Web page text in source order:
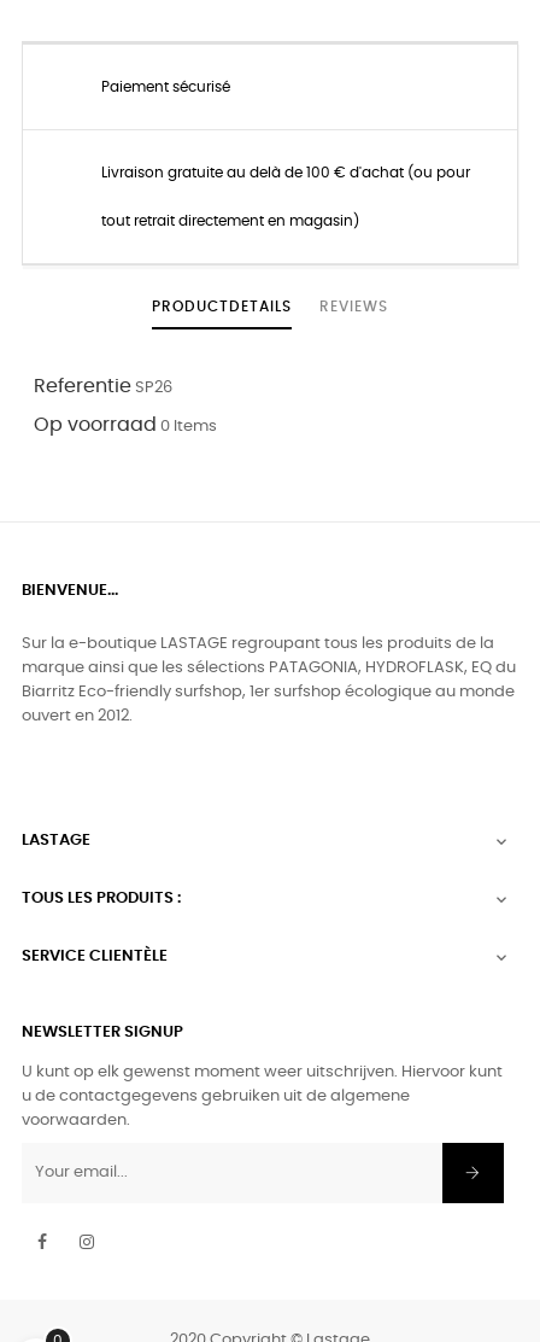
Paiement sécurisé
Livraison gratuite au delà de 100 € d'achat (ou pour
tout retrait directement en magasin)
PRODUCTDETAILS REVIEWS
Referentie SP26
Op voorraad 0 Items
BIENVENUE...
Sur la e-boutique LASTAGE regroupant tous les produits de la
marque ainsi que les sélections PATAGONIA, HYDROFLASK, EQ du
Biarritz Eco-friendly surfshop, 1er surfshop écologique au monde
ouvert en 2012.
LASTAGE 
TOUS LES PRODUITS : 
SERVICE CLIENTÈLE 
NEWSLETTER SIGNUP
U kunt op elk gewenst moment weer uitschrijven. Hiervoor kunt
u de contactgegevens gebruiken uit de algemene
voorwaarden.
Facebook